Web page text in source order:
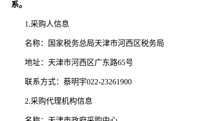
系。
1.采购人信息
名称：国家税务总局天津市河西区税务局
地址：天津市河西区广东路65号
联系方式：蔡明宇022-23261900
2.采购代理机构信息